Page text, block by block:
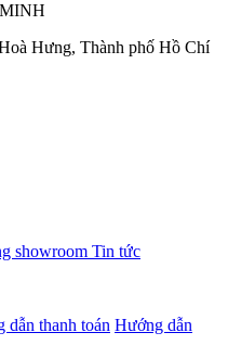
Hưng, Thành phố Hồ Chí
showroom Tin tức
dẫn thanh toán Hướng dẫn